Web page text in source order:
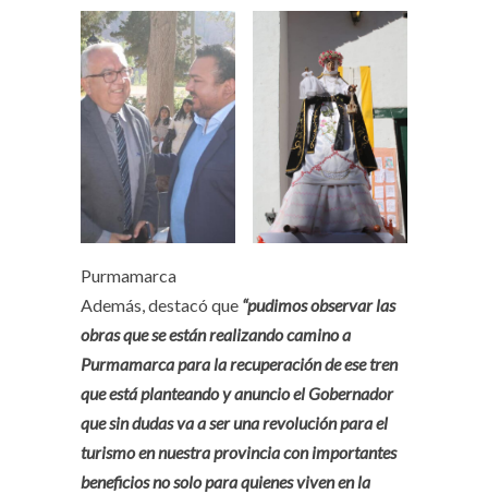
Purmamarca
Además, destacó que “pudimos observar las
obras que se están realizando camino a
Purmamarca para la recuperación de ese tren
que está planteando y anuncio el Gobernador
que sin dudas va a ser una revolución para el
turismo en nuestra provincia con importantes
beneficios no solo para quienes viven en la